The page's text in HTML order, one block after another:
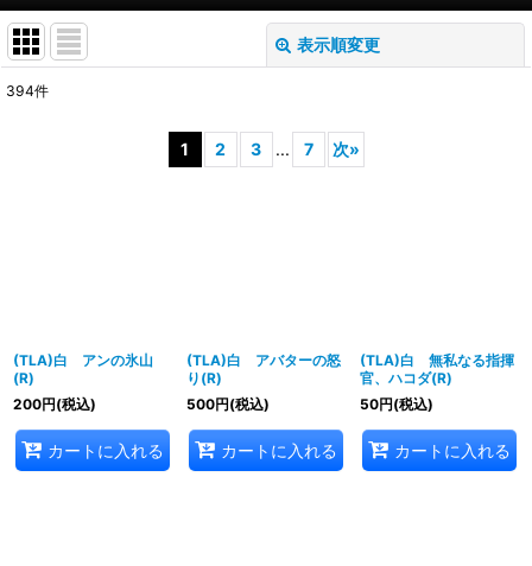
表示順変更
サブカテゴリ
394件
1 2 3 ... 7 次»
(TLA)白 アンの氷山
(R)
200円(税込)
カートに入れる
(TLA)白 アバターの怒
り(R)
500円(税込)
カートに入れる
(TLA)白 無私なる指揮
官、ハコダ(R)
50円(税込)
カートに入れる